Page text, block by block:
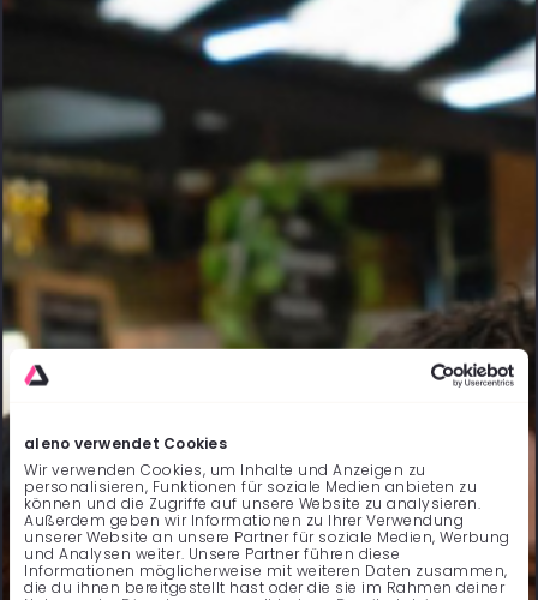
aleno verwendet Cookies
Wir verwenden Cookies, um Inhalte und Anzeigen zu
personalisieren, Funktionen für soziale Medien anbieten zu
können und die Zugriffe auf unsere Website zu analysieren.
Außerdem geben wir Informationen zu Ihrer Verwendung
unserer Website an unsere Partner für soziale Medien, Werbung
und Analysen weiter. Unsere Partner führen diese
Informationen möglicherweise mit weiteren Daten zusammen,
die du ihnen bereitgestellt hast oder die sie im Rahmen deiner